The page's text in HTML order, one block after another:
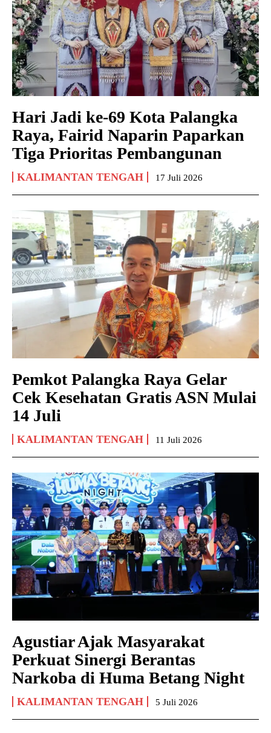
Hari Jadi ke-69 Kota Palangka
Raya, Fairid Naparin Paparkan
Tiga Prioritas Pembangunan
KALIMANTAN TENGAH 17 Juli 2026
Pemkot Palangka Raya Gelar
Cek Kesehatan Gratis ASN Mulai
14 Juli
KALIMANTAN TENGAH 11 Juli 2026
Agustiar Ajak Masyarakat
Perkuat Sinergi Berantas
Narkoba di Huma Betang Night
KALIMANTAN TENGAH 5 Juli 2026